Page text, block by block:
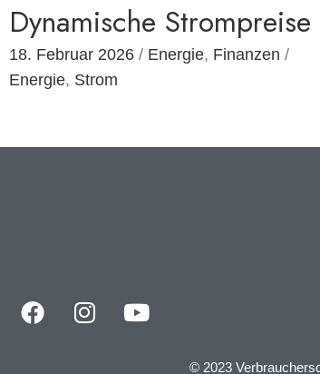
Dynamische Strompreise
18. Februar 2026 / Energie, Finanzen /
Energie, Strom
© 2023